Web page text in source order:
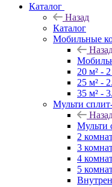
Каталог
Назад
Каталог
Мобильные
20 м² -
25 м² -
35 м² -
Мульти
Мульти
2
3
4
5